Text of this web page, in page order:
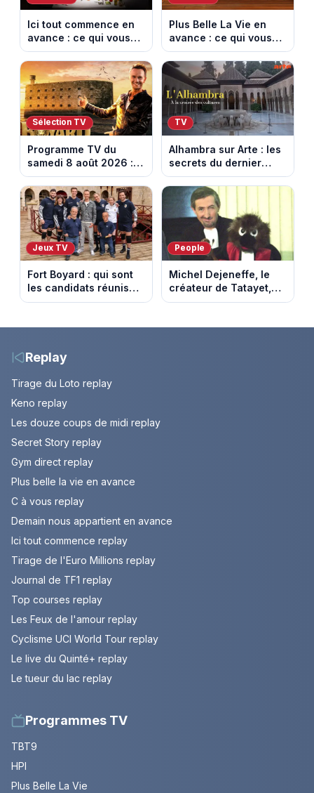
Ici tout commence en
avance : ce qui vous
attend la semaine du
10 au 14 août 2026
(spoiler)
Plus Belle La Vie en
avance : ce qui vous
attend la semaine du
10 au 14 août 2026
(spoiler)
Sélection TV
Programme TV du
samedi 8 août 2026 :
notre sélection pour
votre soirée télé
TV
Alhambra sur Arte : les
secrets du dernier
sultanat musulman
d’Espagne
Jeux TV
Fort Boyard : qui sont
les candidats réunis
par Cyril Féraud ce
People
Michel Dejeneffe, le
créateur de Tatayet,
est mort à 77 ans
Replay
Tirage du Loto replay
Keno replay
Les douze coups de midi replay
Secret Story replay
Gym direct replay
Plus belle la vie en avance
C à vous replay
Demain nous appartient en avance
Ici tout commence replay
Tirage de l'Euro Millions replay
Journal de TF1 replay
Top courses replay
Les Feux de l'amour replay
Cyclisme UCI World Tour replay
Le live du Quinté+ replay
Le tueur du lac replay
Programmes TV
TBT9
HPI
Plus Belle La Vie